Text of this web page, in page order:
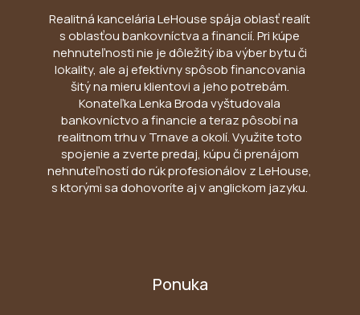
Realitná kancelária LeHouse spája oblasť realít
s oblasťou bankovníctva a financií. Pri kúpe
nehnuteľnosti nie je dôležitý iba výber bytu či
lokality, ale aj efektívny spôsob financovania
šitý na mieru klientovi a jeho potrebám.
Konateľka Lenka Broda vyštudovala
bankovníctvo a financie a teraz pôsobí na
realitnom trhu v Trnave a okolí. Využite toto
spojenie a zverte predaj, kúpu či prenájom
nehnuteľností do rúk profesionálov z LeHouse,
s ktorými sa dohovoríte aj v anglickom jazyku.
Ponuka